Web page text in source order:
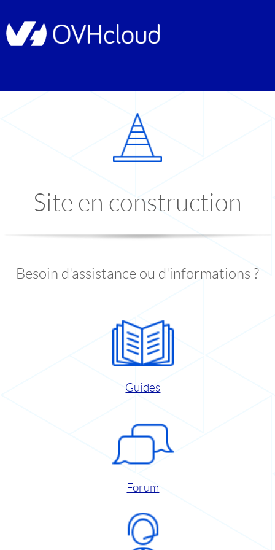
Site en construction
Besoin d'assistance ou d'informations ?
Guides
Forum